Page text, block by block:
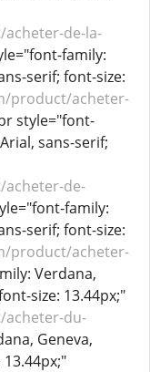
de-la-
family:
serif; font-size:
product/acheter-
style="font-
sans-serif;
de-
family:
serif; font-size:
product/acheter-
Verdana,
size: 13.44px;"
du-
Geneva,